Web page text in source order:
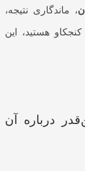
، ماندگاری نتیجه،
هستید، این
درباره آن